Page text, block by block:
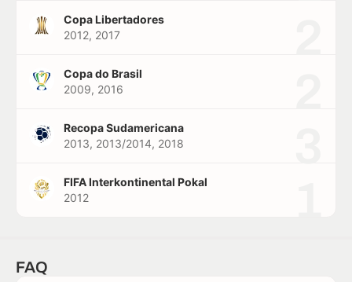
Copa Libertadores
2012, 2017
Copa do Brasil
2009, 2016
Recopa Sudamericana
2013, 2013/2014, 2018
FIFA Interkontinental Pokal
2012
FAQ